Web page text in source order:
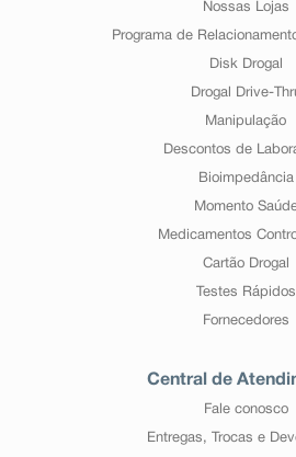
Nossas Lojas
Programa de
Disk Drogal
Drogal Drive-
Manipulação
Descontos de
Bioimpedância
Momento
Medicamentos
Cartão Drogal
Testes Rápidos
Fornecedores
Central de
Fale conosco
Entregas, Trocas e